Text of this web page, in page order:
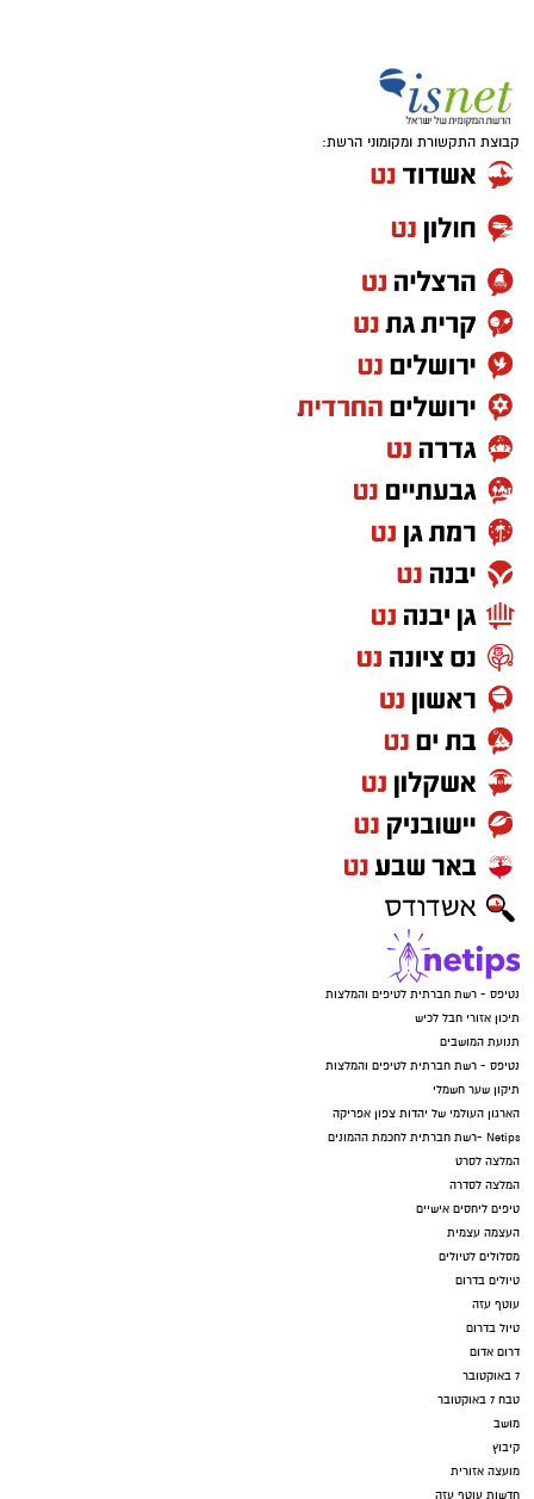
קבוצת התקשורת ומקומוני הרשת:
נטיפס - רשת חברתית לטיפים והמלצות
תיכון אזורי חבל לכיש
תנועת המושבים
נטיפס - רשת חברתית לטיפים והמלצות
תיקון שער חשמלי
הארגון העולמי של יהדות צפון אפריקה
Netips -רשת חברתית לחכמת ההמונים
המלצה לסרט
המלצה לסדרה
טיפים ליחסים אישיים
העצמה עצמית
מסלולים לטיולים
טיולים בדרום
עוטף עזה
טיול בדרום
דרום אדום
7 באוקטובר
טבח 7 באוקטובר
מושב
קיבוץ
מועצה אזורית
חדשות עוטף עזה